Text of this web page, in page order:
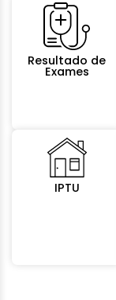
Resultado de
Exames
IPTU